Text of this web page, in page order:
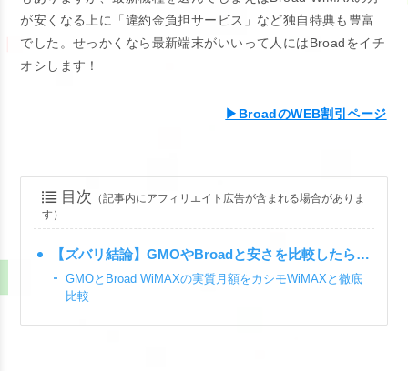
が安くなる上に「違約金負担サービス」など独自特典も豊富
でした。せっかくなら最新端末がいいって人にはBroadをイチ
オシします！
▶BroadのWEB割引ページ
目次 （記事内にアフィリエイト広告が含まれる場合がありま
す）
【ズバリ結論】GMOやBroadと安さを比較したら…
GMOとBroad WiMAXの実質月額をカシモWiMAXと徹底
比較